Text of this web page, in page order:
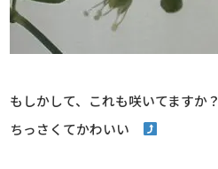
もしかして、これも咲いてますか？
ちっさくてかわいい